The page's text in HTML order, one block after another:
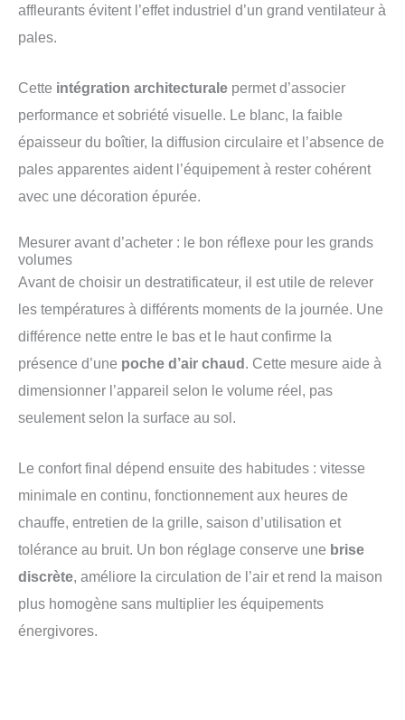
affleurants évitent l’effet industriel d’un grand ventilateur à
pales.
Cette intégration architecturale permet d’associer
performance et sobriété visuelle. Le blanc, la faible
épaisseur du boîtier, la diffusion circulaire et l’absence de
pales apparentes aident l’équipement à rester cohérent
avec une décoration épurée.
Mesurer avant d’acheter : le bon réflexe pour les grands
volumes
Avant de choisir un destratificateur, il est utile de relever
les températures à différents moments de la journée. Une
différence nette entre le bas et le haut confirme la
présence d’une poche d’air chaud. Cette mesure aide à
dimensionner l’appareil selon le volume réel, pas
seulement selon la surface au sol.
Le confort final dépend ensuite des habitudes : vitesse
minimale en continu, fonctionnement aux heures de
chauffe, entretien de la grille, saison d’utilisation et
tolérance au bruit. Un bon réglage conserve une brise
discrète, améliore la circulation de l’air et rend la maison
plus homogène sans multiplier les équipements
énergivores.